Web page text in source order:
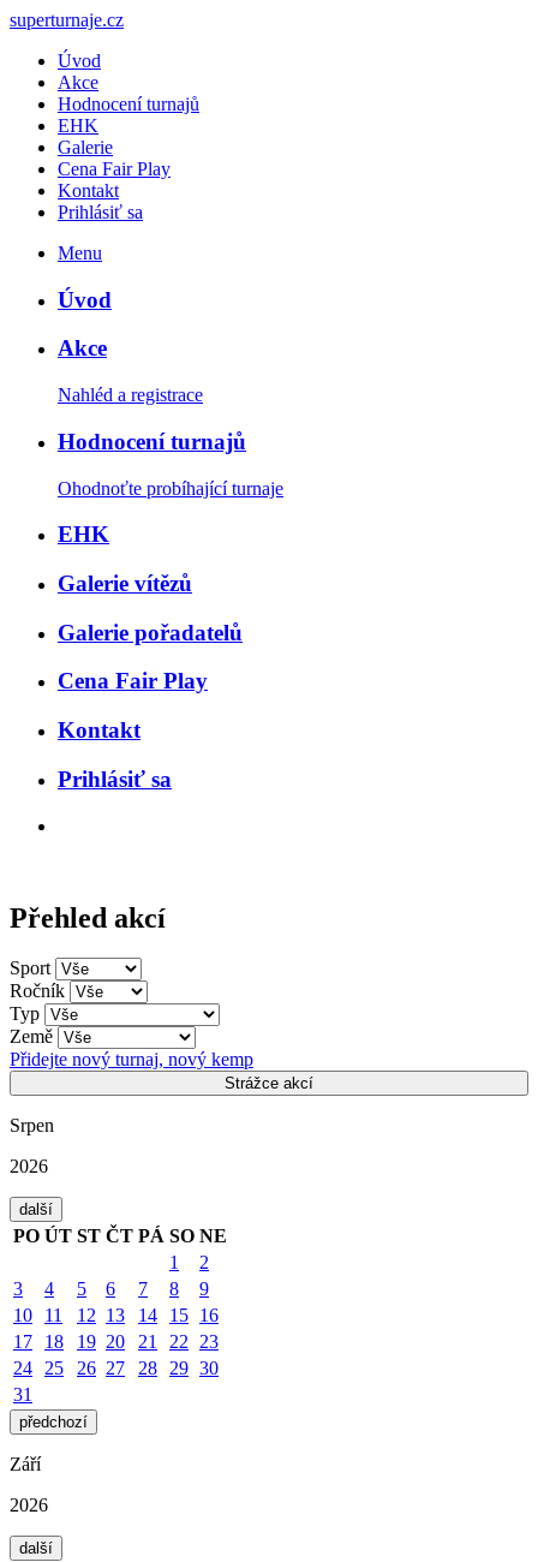
<
superturnaje.cz
Úvod
Akce
Hodnocení turnajů
EHK
Galerie
Cena Fair Play
Kontakt
Prihlásiť sa
Menu
Úvod
Akce
Nahléd a registrace
Hodnocení turnajů
Ohodnoťte probíhající turnaje
EHK
Galerie vítězů
Galerie pořadatelů
Cena Fair Play
Kontakt
Prihlásiť sa
Přehled akcí
Sport
Ročník
Typ
Země
Přidejte nový turnaj, nový kemp
Strážce akcí
Srpen
2026
další
PO ÚT ST ČT PÁ SO NE
1
2
3
4 5 6 7 8
9
10
11 12 13 14 15 16
17
18 19 20 21 22 23
24 25 26 27 28 29 30
31
předchozí
Září
2026
další